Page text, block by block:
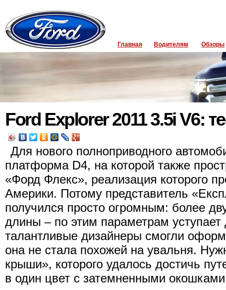
Главная Водителям Обзоры
Ford Explorer 2011 3.5i V6:
Для нового полноприводного
платформа D4, на которой также
«Форд Флекс», реализация которого
Америки. Потому представитель
получился просто огромным: более
длины – по этим параметрам
талантливые дизайнеры смогли
она не стала похожей на увальня.
крыши», которого удалось достичь
в один цвет с затемненными